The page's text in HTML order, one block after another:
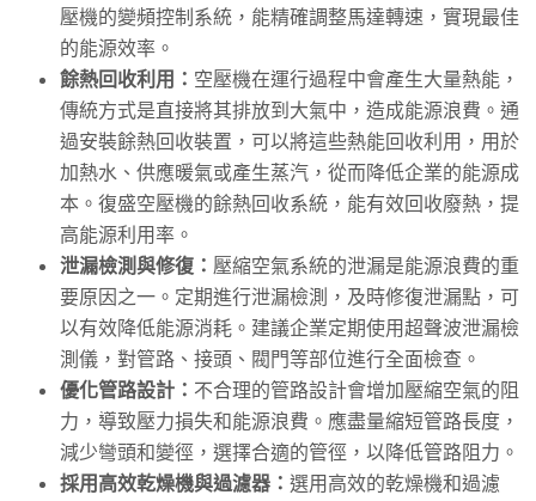
壓機的變頻控制系統，能精確調整馬達轉速，實現最佳
的能源效率。
餘熱回收利用： 空壓機在運行過程中會產生大量熱能，
傳統方式是直接將其排放到大氣中，造成能源浪費。通
過安裝餘熱回收裝置，可以將這些熱能回收利用，用於
加熱水、供應暖氣或產生蒸汽，從而降低企業的能源成
本。復盛空壓機的餘熱回收系統，能有效回收廢熱，提
高能源利用率。
泄漏檢測與修復： 壓縮空氣系統的泄漏是能源浪費的重
要原因之一。定期進行泄漏檢測，及時修復泄漏點，可
以有效降低能源消耗。建議企業定期使用超聲波泄漏檢
測儀，對管路、接頭、閥門等部位進行全面檢查。
優化管路設計： 不合理的管路設計會增加壓縮空氣的阻
力，導致壓力損失和能源浪費。應盡量縮短管路長度，
減少彎頭和變徑，選擇合適的管徑，以降低管路阻力。
採用高效乾燥機與過濾器： 選用高效的乾燥機和過濾